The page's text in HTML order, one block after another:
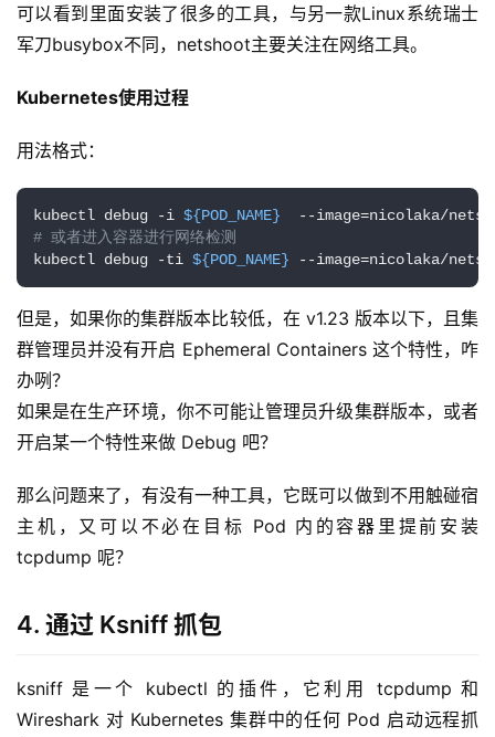
管
理
C
/
D
公
有
云
企
业
实
项
目
可以看到里面安装了很多的工具，与另一款Linux系统瑞士
军刀busybox不同，netshoot主要关注在网络工具。
Kubernetes使用过程
用法格式：
kubectl debug -i ${POD_NAME}
--image=nicolaka/
# 或者进入容器进行网络检测
kubectl debug -ti ${POD_NAME} --image=nicolaka/
但是，如果你的集群版本比较低，在 v1.23 版本以下，且集
群管理员并没有开启 Ephemeral Containers 这个特性，咋
办咧？
如果是在生产环境，你不可能让管理员升级集群版本，或者
开启某一个特性来做 Debug 吧？
那么问题来了，有没有一种工具，它既可以做到不用触碰宿
主机，又可以不必在目标 Pod 内的容器里提前安装
tcpdump 呢？
4. 通过 Ksniff 抓包
ksniff 是一个 kubectl 的插件，它利用 tcpdump 和
Wireshark 对 Kubernetes 集群中的任何 Pod 启动远程抓